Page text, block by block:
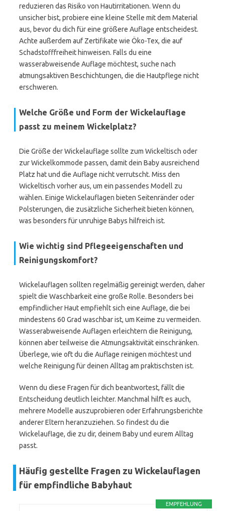
reduzieren das Risiko von Hautirritationen. Wenn du
unsicher bist, probiere eine kleine Stelle mit dem Material
aus, bevor du dich für eine größere Auflage entscheidest.
Achte außerdem auf Zertifikate wie Öko-Tex, die auf
Schadstofffreiheit hinweisen. Falls du eine
wasserabweisende Auflage möchtest, suche nach
atmungsaktiven Beschichtungen, die die Hautpflege nicht
erschweren.
Welche Größe und Form der Wickelauflage
passt zu meinem Wickelplatz?
Die Größe der Wickelauflage sollte zum Wickeltisch oder
zur Wickelkommode passen, damit dein Baby ausreichend
Platz hat und die Auflage nicht verrutscht. Miss den
Wickeltisch vorher aus, um ein passendes Modell zu
wählen. Einige Wickelauflagen bieten Seitenränder oder
Polsterungen, die zusätzliche Sicherheit bieten können,
was besonders für unruhige Babys hilfreich ist.
Wie wichtig sind Pflegeeigenschaften und
Reinigungskomfort?
Wickelauflagen sollten regelmäßig gereinigt werden, daher
spielt die Waschbarkeit eine große Rolle. Besonders bei
empfindlicher Haut empfiehlt sich eine Auflage, die bei
mindestens 60 Grad waschbar ist, um Keime zu vermeiden.
Wasserabweisende Auflagen erleichtern die Reinigung,
können aber teilweise die Atmungsaktivität einschränken.
Überlege, wie oft du die Auflage reinigen möchtest und
welche Reinigung für deinen Alltag am praktischsten ist.
Wenn du diese Fragen für dich beantwortest, fällt die
Entscheidung deutlich leichter. Manchmal hilft es auch,
mehrere Modelle auszuprobieren oder Erfahrungsberichte
anderer Eltern heranzuziehen. So findest du die
Wickelauflage, die zu dir, deinem Baby und eurem Alltag
passt.
Häufig gestellte Fragen zu Wickelauflagen
für empfindliche Babyhaut
EMPFEHLUNG